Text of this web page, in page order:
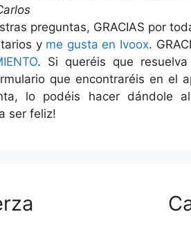
preguntas, GRACIAS por
y me gusta en Ivoox.
. Si queréis que
que encontraréis en el
lo podéis hacer dándole
ser feliz!